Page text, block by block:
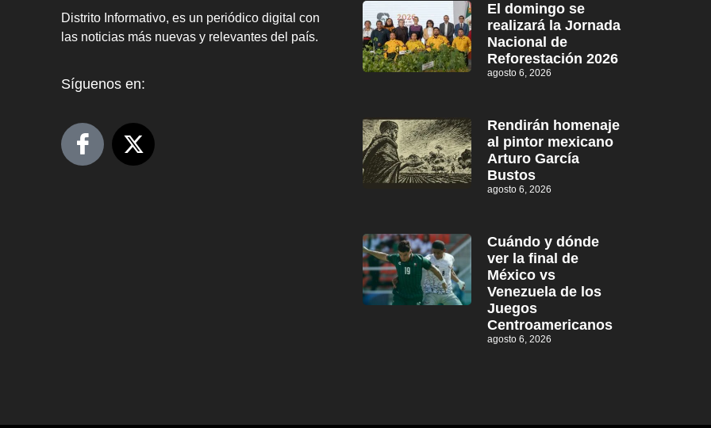
Distrito Informativo, es un periódico digital con
las noticias más nuevas y relevantes del país.
Síguenos en:
El domingo se
realizará la Jornada
Nacional de
Reforestación 2026
agosto 6, 2026
Rendirán homenaje
al pintor mexicano
Arturo García
Bustos
agosto 6, 2026
Cuándo y dónde
ver la final de
México vs
Venezuela de los
Juegos
Centroamericanos
agosto 6, 2026